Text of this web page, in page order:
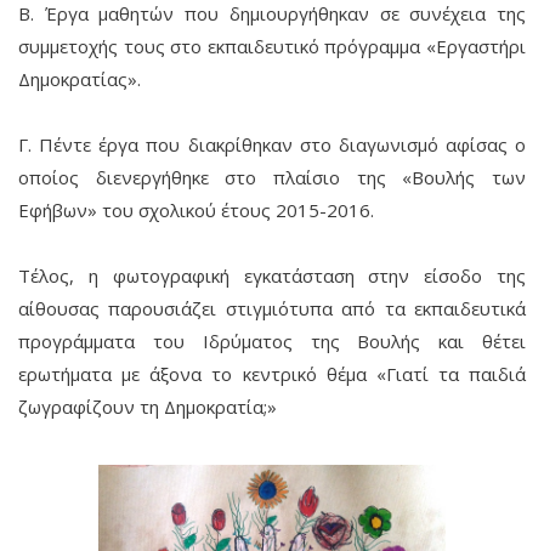
Β. Έργα μαθητών που δημιουργήθηκαν σε συνέχεια της
συμμετοχής τους στο εκπαιδευτικό πρόγραμμα «Εργαστήρι
Δημοκρατίας».
Γ. Πέντε έργα που διακρίθηκαν στο διαγωνισμό αφίσας ο
οποίος διενεργήθηκε στο πλαίσιο της «Βουλής των
Εφήβων» του σχολικού έτους 2015-2016.
Τέλος, η φωτογραφική εγκατάσταση στην είσοδο της
αίθουσας παρουσιάζει στιγμιότυπα από τα εκπαιδευτικά
προγράμματα του Ιδρύματος της Βουλής και θέτει
ερωτήματα με άξονα το κεντρικό θέμα «Γιατί τα παιδιά
ζωγραφίζουν τη Δημοκρατία;»